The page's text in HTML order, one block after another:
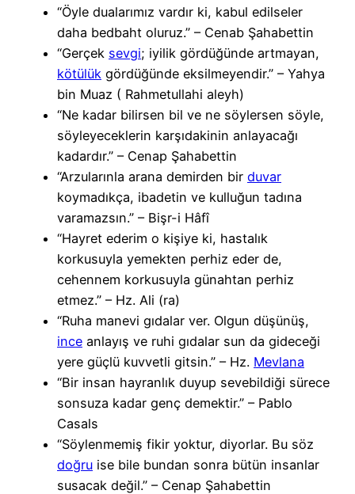
“Öyle dualarımız vardır ki, kabul edilseler
daha bedbaht oluruz.” – Cenab Şahabettin
“Gerçek sevgi; iyilik gördüğünde artmayan,
kötülük gördüğünde eksilmeyendir.” – Yahya
bin Muaz ( Rahmetullahi aleyh)
“Ne kadar bilirsen bil ve ne söylersen söyle,
söyleyeceklerin karşıdakinin anlayacağı
kadardır.” – Cenap Şahabettin
“Arzularınla arana demirden bir duvar
koymadıkça, ibadetin ve kulluğun tadına
varamazsın.” – Bişr-i Hâfî
“Hayret ederim o kişiye ki, hastalık
korkusuyla yemekten perhiz eder de,
cehennem korkusuyla günahtan perhiz
etmez.” – Hz. Ali (ra)
“Ruha manevi gıdalar ver. Olgun düşünüş,
ince anlayış ve ruhi gıdalar sun da gideceği
yere güçlü kuvvetli gitsin.” – Hz. Mevlana
“Bir insan hayranlık duyup sevebildiği sürece
sonsuza kadar genç demektir.” – Pablo
Casals
“Söylenmemiş fikir yoktur, diyorlar. Bu söz
doğru ise bile bundan sonra bütün insanlar
susacak değil.” – Cenap Şahabettin